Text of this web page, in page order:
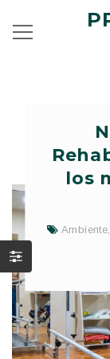
los
Ambiente,